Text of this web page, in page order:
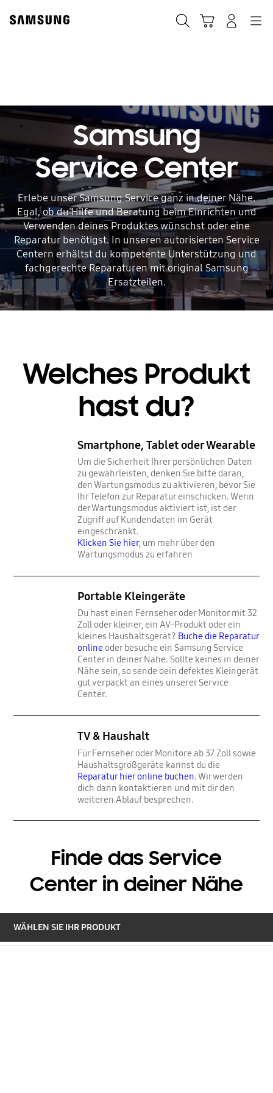
content
accessibility
Samsung
Service Center
Erlebe unser Samsung Service ganz in deiner Nähe.
Egal, ob du Hilfe und Beratung beim Einrichten und
Verwenden deines Produktes wünschst oder eine
Reparatur benötigst. In unseren autorisierten Service
Centern erhältst du kompetente Unterstützung und
fachgerechte Reparaturen mit original Samsung
Ersatzteilen.
Welches Produkt
hast du?
Smartphone, Tablet oder Wearable
Um die Sicherheit Ihrer persönlichen Daten
zu gewährleisten, denken Sie bitte daran,
den Wartungsmodus zu aktivieren, bevor Sie
Ihr Telefon zur Reparatur einschicken. Wenn
der Wartungsmodus aktiviert ist, ist der
Zugriff auf Kundendaten im Gerät
eingeschränkt.
Klicken Sie hier, um mehr über den
Wartungsmodus zu erfahren
Portable Kleingeräte
Du hast einen Fernseher oder Monitor mit 32
Zoll oder kleiner, ein AV-Produkt oder ein
kleines Haushaltsgerät? Buche die Reparatur
onlineoder besuche ein Samsung Service
Center in deiner Nähe. Sollte keines in deiner
Nähe sein, so sende dein defektes Kleingerät
gut verpackt an eines unserer Service
Center.
TV & Haushalt
Für Fernseher oder Monitore ab 37 Zoll sowie
Haushaltsgroßgeräte kannst du die
Reparatur hier online buchen. Wir werden
dich dann kontaktieren und mit dir den
weiteren Ablauf besprechen.
Finde das Service
Center in deiner Nähe
WÄHLEN SIE IHR PRODUKT